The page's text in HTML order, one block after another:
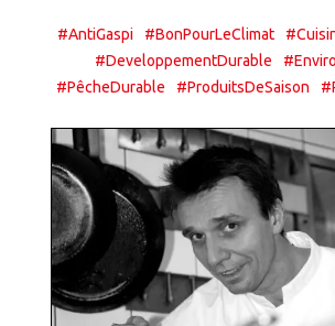
#AntiGaspi #BonPourLeClimat
#DeveloppementDurable
#PêcheDurable
#ProduitsDeSaison